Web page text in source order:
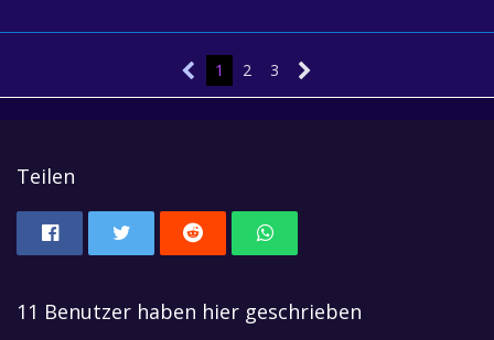
1 2 3
Teilen
11 Benutzer haben hier geschrieben